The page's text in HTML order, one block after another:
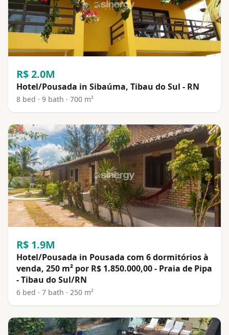
R$ 2.0M
Hotel/Pousada in Sibaúma, Tibau do Sul - RN
8 bed · 9 bath · 700 m²
R$ 1.9M
Hotel/Pousada in Pousada com 6 dormitórios à
venda, 250 m² por R$ 1.850.000,00 - Praia de Pipa
- Tibau do Sul/RN
6 bed · 7 bath · 250 m²